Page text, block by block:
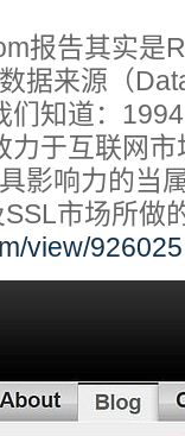
报告其实是
据来源（
们知道：
力于互联网
影响力的当
市场所做
view/